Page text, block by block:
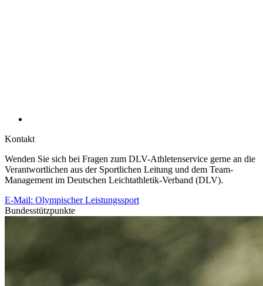
Kontakt
Wenden Sie sich bei Fragen zum DLV-Athletenservice gerne an die
Verantwortlichen aus der Sportlichen Leitung und dem Team-
Management im Deutschen Leichtathletik-Verband (DLV).
E-Mail: Olympischer Leistungssport
Bundesstützpunkte